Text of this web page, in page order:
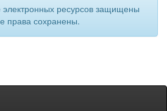
электронных ресурсов защищены
права сохранены.